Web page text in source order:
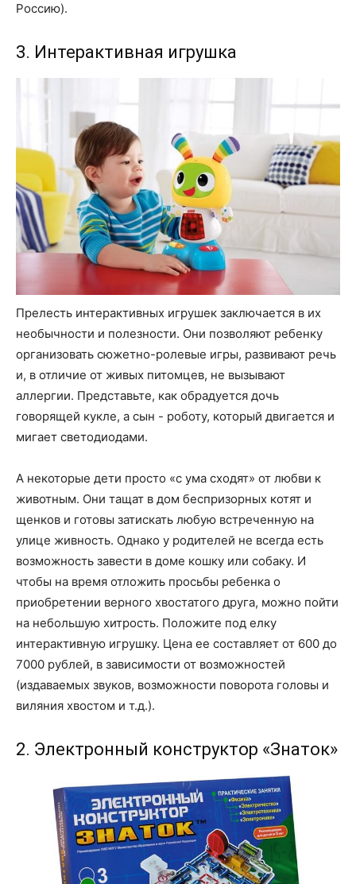
Россию).
3. Интерактивная игрушка
Прелесть интерактивных игрушек заключается в их
необычности и полезности. Они позволяют ребенку
организовать сюжетно-ролевые игры, развивают речь
и, в отличие от живых питомцев, не вызывают
аллергии. Представьте, как обрадуется дочь
говорящей кукле, а сын - роботу, который двигается и
мигает светодиодами.
А некоторые дети просто «с ума сходят» от любви к
животным. Они тащат в дом беспризорных котят и
щенков и готовы затискать любую встреченную на
улице живность. Однако у родителей не всегда есть
возможность завести в доме кошку или собаку. И
чтобы на время отложить просьбы ребенка о
приобретении верного хвостатого друга, можно пойти
на небольшую хитрость. Положите под елку
интерактивную игрушку. Цена ее составляет от 600 до
7000 рублей, в зависимости от возможностей
(издаваемых звуков, возможности поворота головы и
виляния хвостом и т.д.).
2. Электронный конструктор «Знаток»